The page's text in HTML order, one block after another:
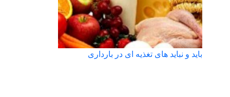
باید و نباید های تغذیه ای در بارداری